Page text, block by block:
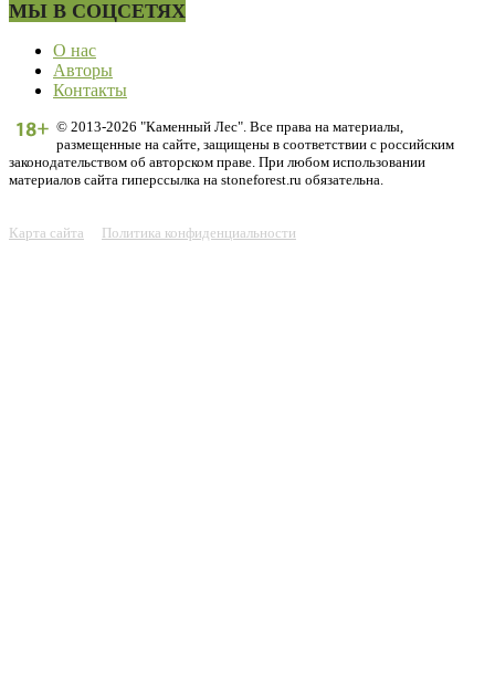
МЫ В СОЦСЕТЯХ
О нас
Авторы
Контакты
© 2013-2026 "Каменный Лес". Все права на материалы,
размещенные на сайте, защищены в соответствии с российским
законодательством об авторском праве. При любом использовании
материалов сайта гиперссылка на stoneforest.ru обязательна.
Карта сайта Политика конфиденциальности